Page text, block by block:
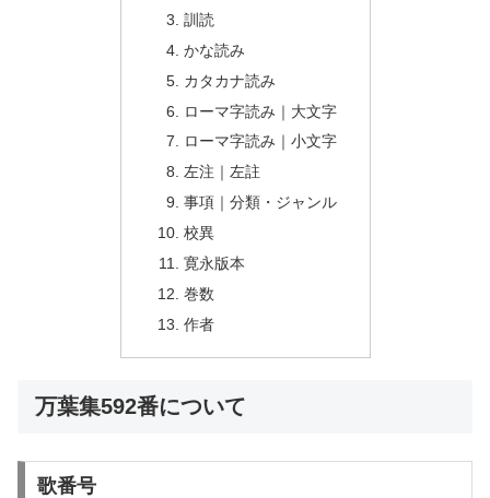
訓読
かな読み
カタカナ読み
ローマ字読み｜大文字
ローマ字読み｜小文字
左注｜左註
事項｜分類・ジャンル
校異
寛永版本
巻数
作者
万葉集592番について
歌番号